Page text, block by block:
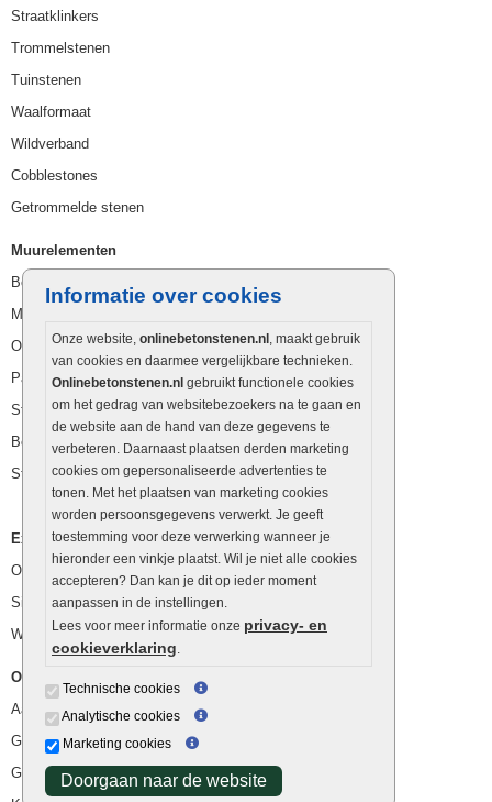
Informatie over cookies
Onze website, onlinebetonstenen.nl , maakt gebruik
van cookies en daarmee vergelijkbare technieken.
Onlinebetonstenen.nl gebruikt functionele cookies
om het gedrag van websitebezoekers na te gaan en
de website aan de hand van deze gegevens te
verbeteren. Daarnaast plaatsen derden marketing
cookies om gepersonaliseerde advertenties te
tonen. Met het plaatsen van marketing cookies
worden persoonsgegevens verwerkt. Je geeft
toestemming voor deze verwerking wanneer je
hieronder een vinkje plaatst. Wil je niet alle cookies
accepteren? Dan kan je dit op ieder moment
aanpassen in de instellingen.
Lees voor meer informatie onze privacy- en
cookieverklaring
Technische cookies
Analytische cookies
Marketing cookies
Doorgaan naar de website
Straatklinkers
Trommelstenen
Tuinstenen
Waalformaat
Wildverband
Cobblestones
Getrommelde stenen
Muurelementen
Betonbielzen
Muurstenen
Opsluitbanden
Palissaden
Stapelblokken
Betonblokken
Stapelstenen
Extra benodigdheden
Ophoogzand
Siergrind en siersplit
Waterafvoer
Overig
Aanbiedingen
Goedkope bestrating
Goedkope tuintegels